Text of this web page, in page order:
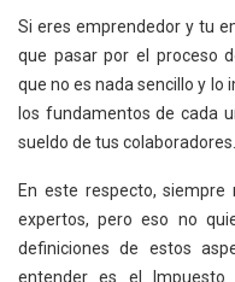
Si eres emprendedor y tu
que pasar por el proceso
que no es nada sencillo y lo
los fundamentos de cada
sueldo de tus colaboradores.
En este respecto,
expertos, pero eso no
definiciones de estos
entender es el Impuesto